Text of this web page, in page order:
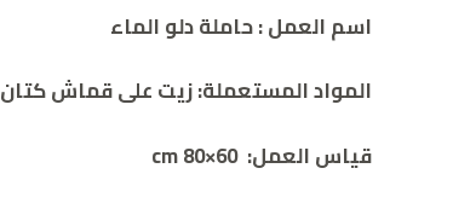
اسم العمل : حاملة دلو الماء
المواد المستعملة: زيت على قماش كتان
قياس العمل: cm 80×60